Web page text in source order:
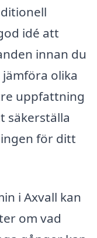
idé att
innan du
olika
uppfattning
säkerställa
för ditt
i Axvall kan
om vad